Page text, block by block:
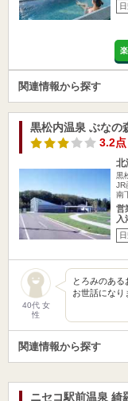
関連情報から探す
黒松内温泉 ぶなの
3.2点
北
黒
JR
南
営
入
40代 女
性
とろみのあ
お世話になり
関連情報から探す
ニセコ駅前温泉 綺